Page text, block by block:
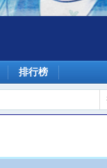
排行榜